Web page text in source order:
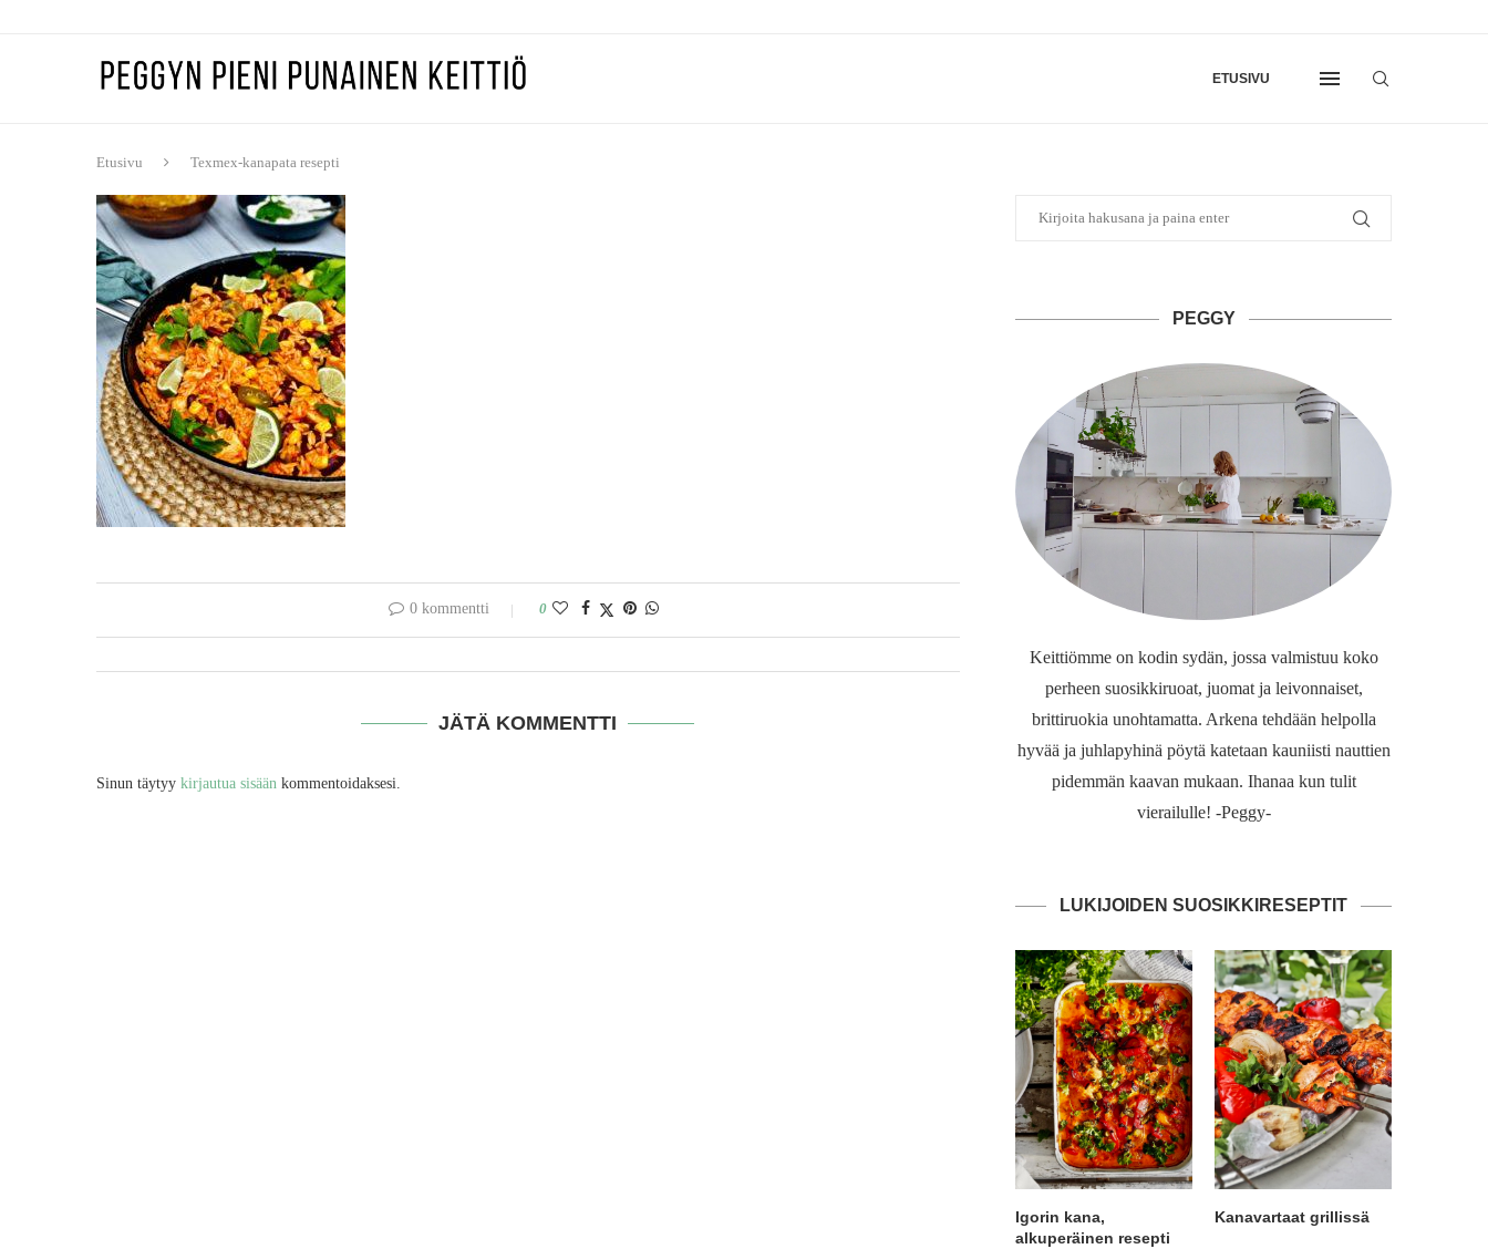
ETUSIVU
Etusivu Texmex-kanapata resepti
0 kommentti 0
JÄTÄ KOMMENTTI
Sinun täytyy kirjautua sisään kommentoidaksesi.
PEGGY
Keittiömme on kodin sydän, jossa valmistuu koko
perheen suosikkiruoat, juomat ja leivonnaiset,
brittiruokia unohtamatta. Arkena tehdään helpolla
hyvää ja juhlapyhinä pöytä katetaan kauniisti nauttien
pidemmän kaavan mukaan. Ihanaa kun tulit
vierailulle! -Peggy-
LUKIJOIDEN SUOSIKKIRESEPTIT
Igorin kana,
alkuperäinen resepti
Kanavartaat grillissä